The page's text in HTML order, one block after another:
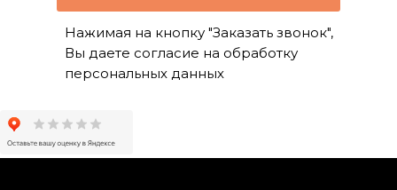
Нажимая на кнопку "Заказать звонок",
Вы даете согласие на обработку
персональных данных